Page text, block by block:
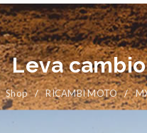
Leva
Shop / RICAMBI MOTO /